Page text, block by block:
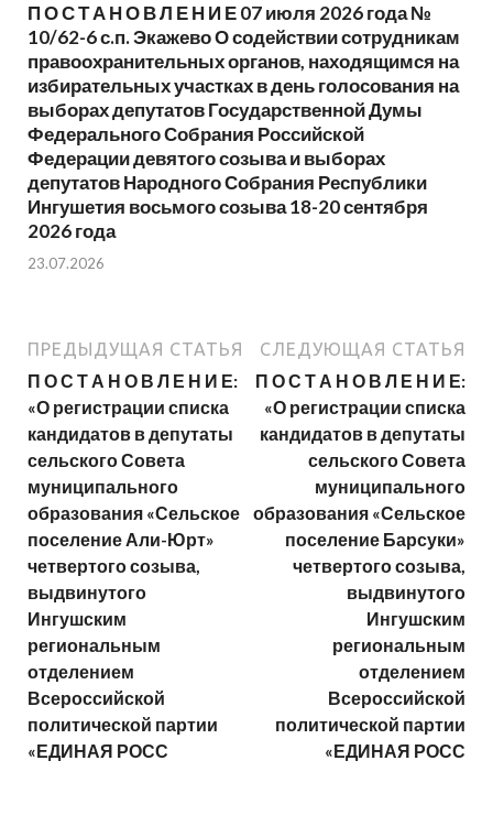
П О С Т А Н О В Л Е Н И Е 07 июля 2026 года №
10/62-6 с.п. Экажево О содействии сотрудникам
правоохранительных органов, находящимся на
избирательных участках в день голосования на
выборах депутатов Государственной Думы
Федерального Собрания Российской
Федерации девятого созыва и выборах
депутатов Народного Собрания Республики
Ингушетия восьмого созыва 18-20 сентября
2026 года
23.07.2026
ПРЕДЫДУЩАЯ СТАТЬЯ
П О С Т А Н О В Л Е Н И Е:
«О регистрации списка
кандидатов в депутаты
сельского Совета
муниципального
образования «Сельское
поселение Али-Юрт»
четвертого созыва,
выдвинутого
Ингушским
региональным
отделением
Всероссийской
политической партии
«ЕДИНАЯ РОСС
СЛЕДУЮЩАЯ СТАТЬЯ
П О С Т А Н О В Л Е Н И Е:
«О регистрации списка
кандидатов в депутаты
сельского Совета
муниципального
образования «Сельское
поселение Барсуки»
четвертого созыва,
выдвинутого
Ингушским
региональным
отделением
Всероссийской
политической партии
«ЕДИНАЯ РОСС